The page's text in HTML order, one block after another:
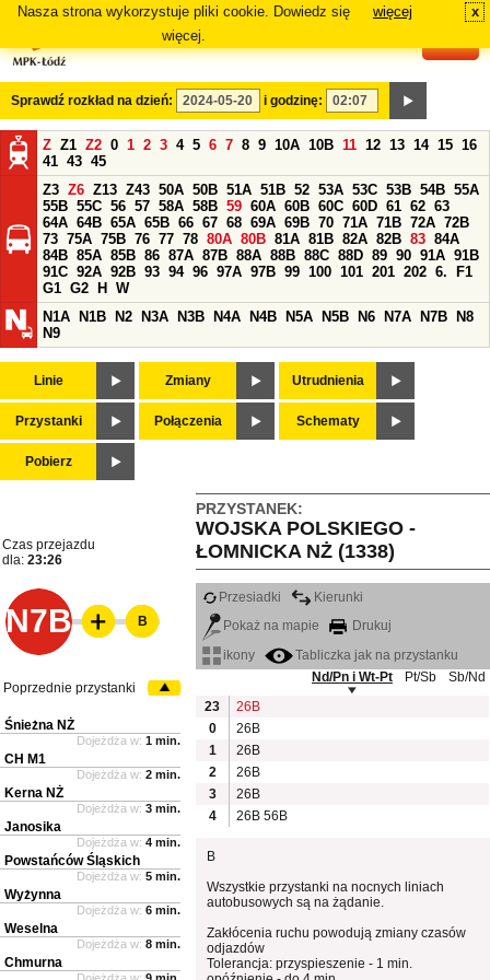
Nasza strona wykorzystuje pliki cookie. Dowiedz się
więcej.
więcej x
Sprawdź rozkład na dzień: i godzinę:
Z Z1 Z2 0 1 2 3 4 5 6 7 8 9 10A 10B 11 12 13 14 15 16
41 43 45
Z3 Z6 Z13 Z43 50A 50B 51A 51B 52 53A 53C 53B 54B 55A
55B 55C 56 57 58A 58B 59 60A 60B 60C 60D 61 62 63
64A 64B 65A 65B 66 67 68 69A 69B 70 71A 71B 72A 72B
73 75A 75B 76 77 78 80A 80B 81A 81B 82A 82B 83 84A
84B 85A 85B 86 87A 87B 88A 88B 88C 88D 89 90 91A 91B
91C 92A 92B 93 94 96 97A 97B 99 100 101 201 202 6.
F1
G1 G2 H
W
N1A
N1B N2 N3A N3B N4A N4B N5A N5B N6 N7A N7B
N8
N9
Linie Zmiany Utrudnienia
Przystanki Połączenia Schematy
Pobierz
PRZYSTANEK:
WOJSKA POLSKIEGO -
ŁOMNICKA NŻ (1338)
Czas przejazdu
dla: 23:26
N7B
Przesiadki
Kierunki
Pokaż na mapie
Drukuj
ikony
Tabliczka jak na przystanku
Nd/Pn i Wt-Pt
Pt/Sb
Sb/Nd
23
26B
0
26B
1
26B
2
26B
3
26B
4
26B 56B
B
Wszystkie przystanki na nocnych liniach
autobusowych są na żądanie.
Zakłócenia ruchu powodują zmiany czasów
odjazdów
Tolerancja: przyspieszenie - 1 min.
B
Poprzednie przystanki
Śnieżna NŻ
Dojeżdża w: 1 min.
CH M1
Dojeżdża w: 2 min.
Kerna NŻ
Dojeżdża w: 3 min.
Janosika
Dojeżdża w: 4 min.
Powstańców Śląskich
Dojeżdża w: 5 min.
Wyżynna
Dojeżdża w: 6 min.
Weselna
Dojeżdża w: 8 min.
Chmurna